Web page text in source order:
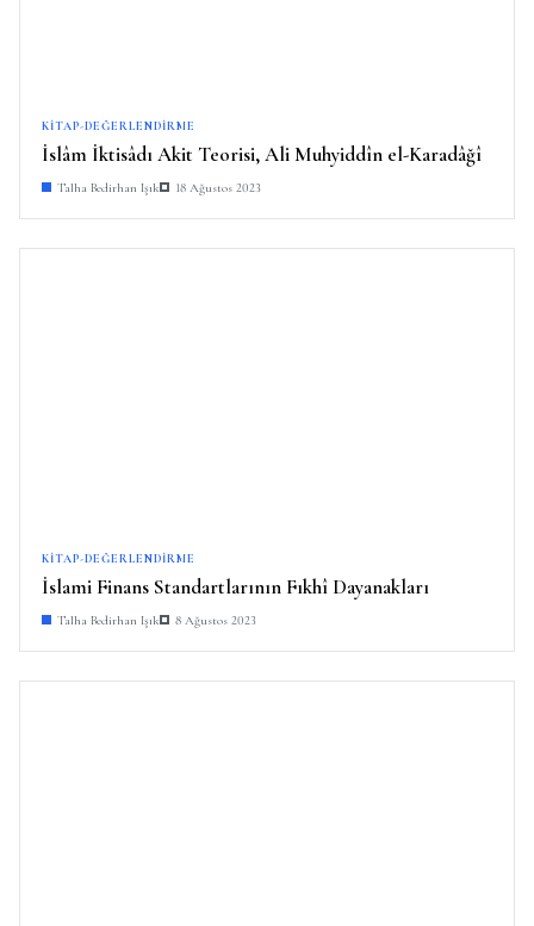
KITAP-DEĞERLENDIRME
İslâm İktisâdı Akit Teorisi, Ali Muhyiddîn el-Karadâğî
Talha Bedirhan Işık 18 Ağustos 2023
KITAP-DEĞERLENDIRME
İslami Finans Standartlarının Fıkhî Dayanakları
Talha Bedirhan Işık 8 Ağustos 2023